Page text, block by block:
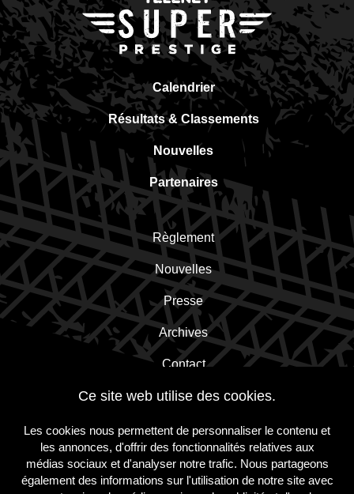
Ce site web utilise des cookies.
Les cookies nous permettent de personnaliser le contenu et
les annonces, d'offrir des fonctionnalités relatives aux
médias sociaux et d'analyser notre trafic. Nous partageons
également des informations sur l'utilisation de notre site avec
Calendrier
Résultats & Classements
Nouvelles
Partenaires
Règlement
Nouvelles
Presse
Archives
Contact
S'inscrire